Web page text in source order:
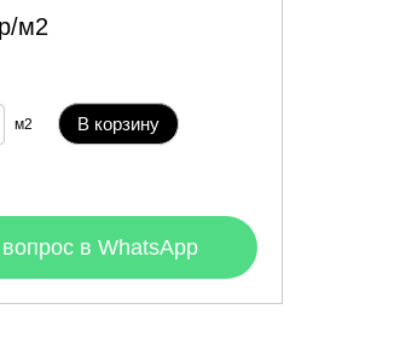
р/м2
м2 В корзину
в WhatsApp